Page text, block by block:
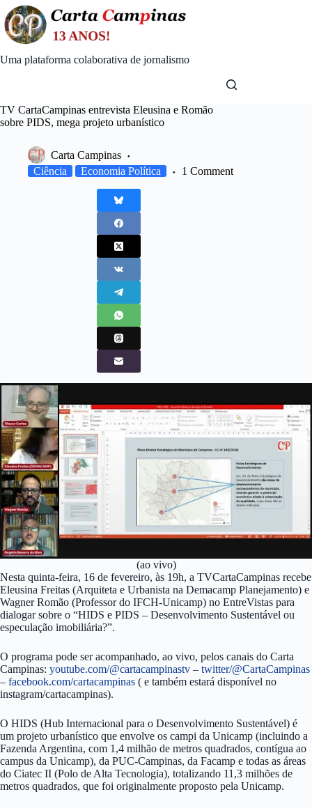
Skip
to
content
Uma plataforma colaborativa de jornalismo
TV CartaCampinas entrevista Eleusina e Romão
sobre PIDS, mega projeto urbanístico
Carta Campinas
Ciência
Economia Política 1 Comment
(ao vivo)
Nesta quinta-feira, 16 de fevereiro, às 19h, a TVCartaCampinas recebe
Eleusina Freitas (Arquiteta e Urbanista na Demacamp Planejamento) e
Wagner Romão (Professor do IFCH-Unicamp) no EntreVistas para
dialogar sobre o “HIDS e PIDS – Desenvolvimento Sustentável ou
especulação imobiliária?”.
O programa pode ser acompanhado, ao vivo, pelos canais do Carta
Campinas: youtube.com/@cartacampinastv – twitter/@CartaCampinas
– facebook.com/cartacampinas ( e também estará disponível no
instagram/cartacampinas).
O HIDS (Hub Internacional para o Desenvolvimento Sustentável) é
um projeto urbanístico que envolve os campi da Unicamp (incluindo a
Fazenda Argentina, com 1,4 milhão de metros quadrados, contígua ao
campus da Unicamp), da PUC-Campinas, da Facamp e todas as áreas
do Ciatec II (Polo de Alta Tecnologia), totalizando 11,3 milhões de
metros quadrados, que foi originalmente proposto pela Unicamp.